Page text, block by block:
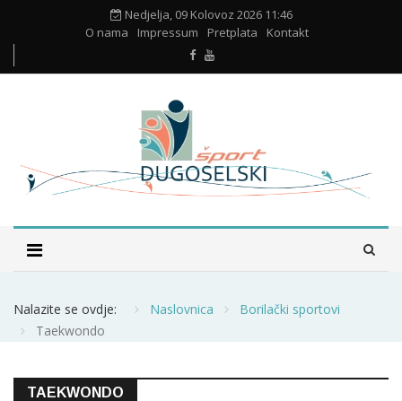
Nedjelja, 09 Kolovoz 2026 11:46
O nama
Impressum Pretplata Kontakt
Nalazite se ovdje: Naslovnica
Borilački sportovi
Taekwondo
TAEKWONDO